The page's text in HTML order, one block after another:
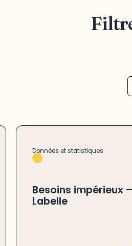
Données et statistiques
Besoins impérieux
Labelle